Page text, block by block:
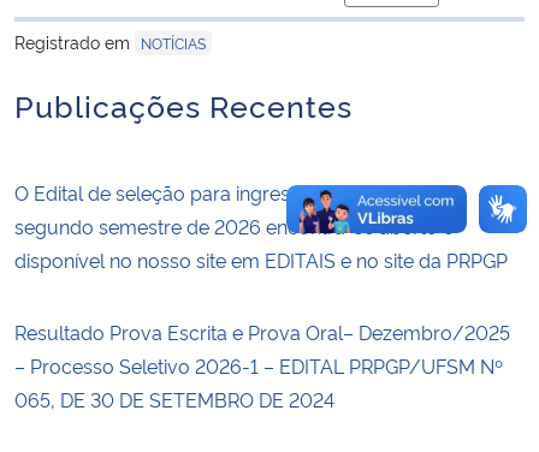
Banco Central do Brasil
Planalto
para área de
Registrado em
NOTÍCIAS
Publicações Recentes
O Edital de seleção para ingresso no PPGMat no
segundo semestre de 2026 encontra-se aberto e
disponível no nosso site em EDITAIS e no site da PRPGP
Resultado Prova Escrita e Prova Oral– Dezembro/2025
– Processo Seletivo 2026-1 – EDITAL PRPGP/UFSM Nº
065, DE 30 DE SETEMBRO DE 2024